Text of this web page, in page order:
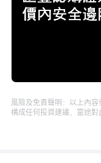
風險及免責聲明：以上內
構成任何投資建議，富途對